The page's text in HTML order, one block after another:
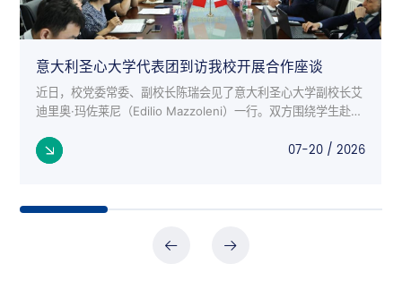
意大利圣心大学代表团到访我校开展合作座谈
近日，校党委常委、副校长陈瑞会见了意大利圣心大学副校长艾
迪里奥·玛佐莱尼（Edilio Mazzoleni）一行。双方围绕学生赴意
利来...
07-20 / 2026